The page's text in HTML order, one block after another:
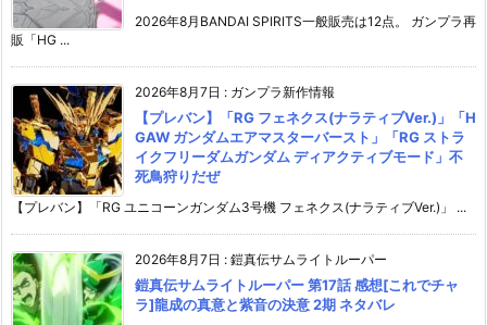
2026年8月BANDAI SPIRITS一般販売は12点。 ガンプラ再
販「HG ...
2026年8月7日 : ガンプラ新作情報
【プレバン】「RG フェネクス(ナラティブVer.)」「H
GAW ガンダムエアマスターバースト」「RG ストラ
イクフリーダムガンダム ディアクティブモード」不
死鳥狩りだぜ
【プレバン】「RG ユニコーンガンダム3号機 フェネクス(ナラティブVer.)」 ...
2026年8月7日 : 鎧真伝サムライトルーパー
鎧真伝サムライトルーパー 第17話 感想[これでチャ
ラ]龍成の真意と紫音の決意 2期 ネタバレ